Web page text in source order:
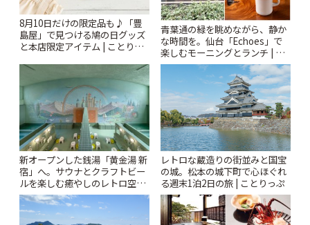
8月10日だけの限定品も♪「豊
島屋」で見つける鳩の日グッズ
と本店限定アイテム | ことりっ
青葉通の緑を眺めながら、静か
な時間を。仙台「Echoes」で
楽しむモーニングとランチ | こ
とりっぷ
新オープンした銭湯「黄金湯 新
宿」へ。サウナとクラフトビー
ルを楽しむ癒やしのレトロ空間
| ことりっぷ
レトロな蔵造りの街並みと国宝
の城。松本の城下町で心ほぐれ
る週末1泊2日の旅 | ことりっぷ